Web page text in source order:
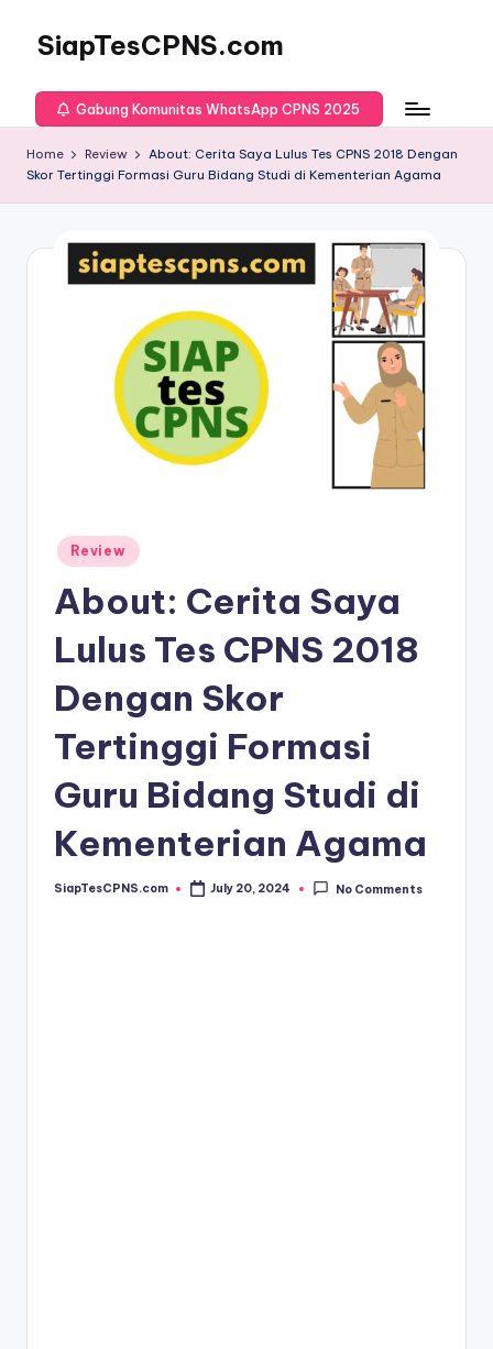
SiapTesCPNS.com
Gabung Komunitas WhatsApp CPNS 2025
Home Review
About: Cerita Saya Lulus Tes CPNS 2018 Dengan
Skor Tertinggi Formasi Guru Bidang Studi di Kementerian Agama
Posted
in
Review
About: Cerita Saya
Lulus Tes CPNS 2018
Dengan Skor
Tertinggi Formasi
Guru Bidang Studi di
Kementerian Agama
Posted
SiapTesCPNS.com July 20, 2024 No Comments